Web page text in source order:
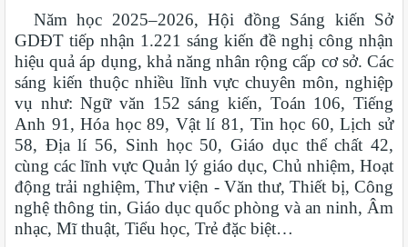
Năm học 2025–2026, Hội đồng Sáng kiến Sở
GDĐT tiếp nhận 1.221 sáng kiến đề nghị công nhận
hiệu quả áp dụng, khả năng nhân rộng cấp cơ sở. Các
sáng kiến thuộc nhiều lĩnh vực chuyên môn, nghiệp
vụ như: Ngữ văn 152 sáng kiến, Toán 106, Tiếng
Anh 91, Hóa học 89, Vật lí 81, Tin học 60, Lịch sử
58, Địa lí 56, Sinh học 50, Giáo dục thể chất 42,
cùng các lĩnh vực Quản lý giáo dục, Chủ nhiệm, Hoạt
động trải nghiệm, Thư viện - Văn thư, Thiết bị, Công
nghệ thông tin, Giáo dục quốc phòng và an ninh, Âm
nhạc, Mĩ thuật, Tiểu học, Trẻ đặc biệt…